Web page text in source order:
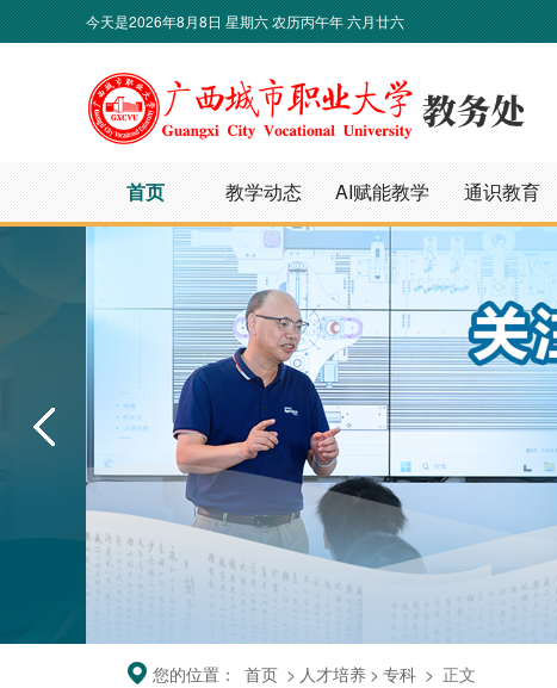
今天是2026年8月8日 星期六 农历丙午年 六月廿六
首页 教学动态 AI赋能教学 通识教育
您的位置： 首页 > 人才培养 > 专科 > 正文